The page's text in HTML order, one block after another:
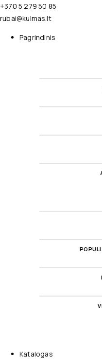
+370 5 279 50 85
rubai@kulmas.lt
Pagrindinis
Katalogas